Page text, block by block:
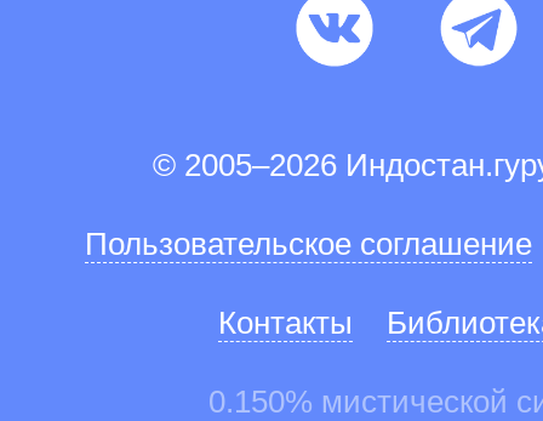
© 2005–2026
Пользовательское соглашение
Контакты
0.150% мистической